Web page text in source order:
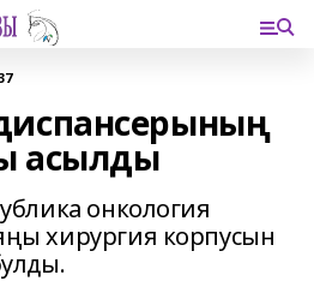
асылды
онкология
хирургия корпусын